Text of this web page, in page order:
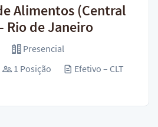
Alimentos (Central
Rio de Janeiro
Presencial
1 Posição Efetivo – CLT